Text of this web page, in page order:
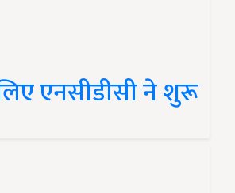
एनसीडीसी ने शुरू